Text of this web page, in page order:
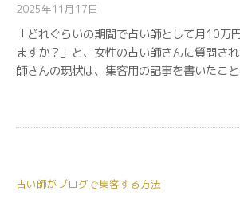
2025年11月17日
「どれぐらいの期間で占い師として月10万
ますか？」と、女性の占い師さんに質問さ
師さんの現状は、集客用の記事を書いたこ
占い師がブログで集客する方法